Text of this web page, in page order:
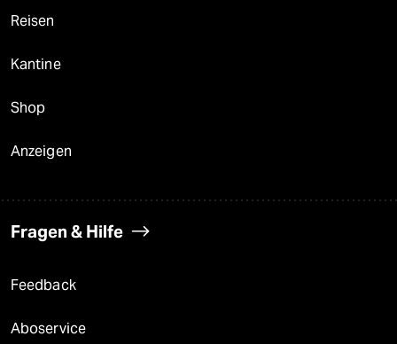
Reisen
Kantine
Shop
Anzeigen
Fragen & Hilfe
Feedback
Aboservice